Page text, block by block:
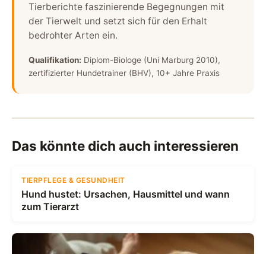
Tierberichte faszinierende Begegnungen mit
der Tierwelt und setzt sich für den Erhalt
bedrohter Arten ein.
Qualifikation: Diplom-Biologe (Uni Marburg 2010),
zertifizierter Hundetrainer (BHV), 10+ Jahre Praxis
Das könnte dich auch interessieren
TIERPFLEGE & GESUNDHEIT
Hund hustet: Ursachen, Hausmittel und wann
zum Tierarzt